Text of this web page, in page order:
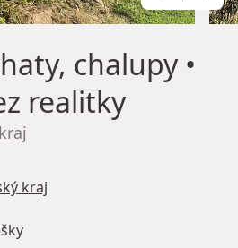
chalupy•
realitky
kraj